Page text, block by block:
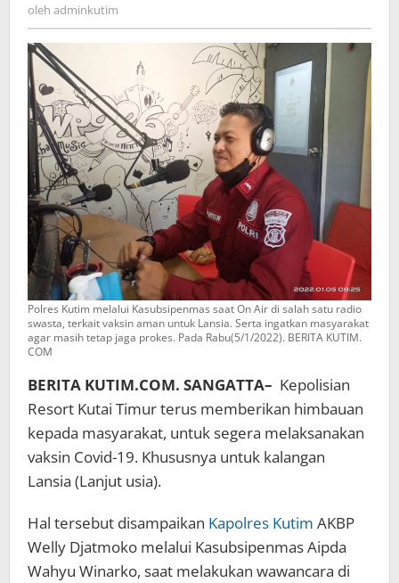
oleh adminkutim
Polres Kutim melalui Kasubsipenmas saat On Air di salah satu radio
swasta, terkait vaksin aman untuk Lansia. Serta ingatkan masyarakat
agar masih tetap jaga prokes. Pada Rabu(5/1/2022). BERITA KUTIM.
COM
BERITA KUTIM.COM. SANGATTA– Kepolisian
Resort Kutai Timur terus memberikan himbauan
kepada masyarakat, untuk segera melaksanakan
vaksin Covid-19. Khususnya untuk kalangan
Lansia (Lanjut usia).
Hal tersebut disampaikan Kapolres Kutim AKBP
Welly Djatmoko melalui Kasubsipenmas Aipda
Wahyu Winarko, saat melakukan wawancara di